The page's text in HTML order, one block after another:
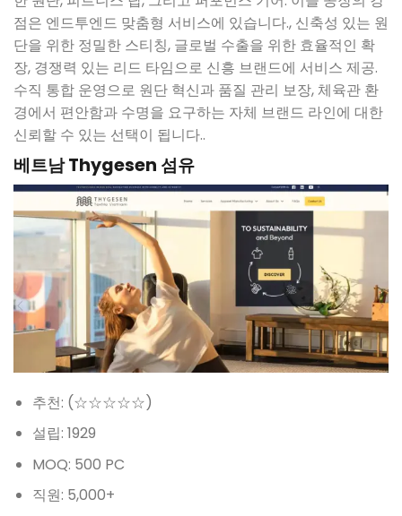
점은 엔드투엔드 맞춤형 서비스에 있습니다., 신축성 있는 원
단을 위한 정밀한 스티칭, 글로벌 수출을 위한 효율적인 확
장, 경쟁력 있는 리드 타임으로 신흥 브랜드에 서비스 제공.
수직 통합 운영으로 원단 혁신과 품질 관리 보장, 체육관 환
경에서 편안함과 수명을 요구하는 자체 브랜드 라인에 대한
신뢰할 수 있는 선택이 됩니다..
베트남 Thygesen 섬유
추천: (☆☆☆☆☆)
설립: 1929
MOQ: 500 PC
직원: 5,000+